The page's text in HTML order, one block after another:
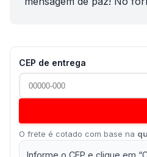
CEP de entrega
O frete é cotado com base na
Informe o CEP e clique em